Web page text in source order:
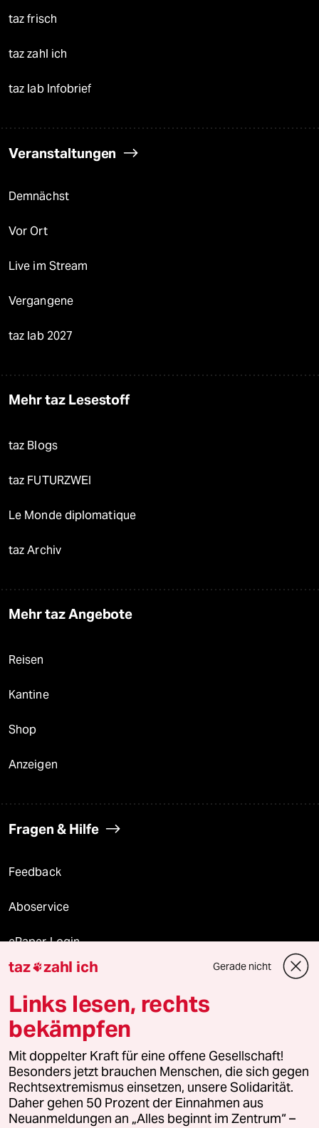
taz frisch
taz zahl ich
taz lab Infobrief
Veranstaltungen
Demnächst
Vor Ort
Live im Stream
Vergangene
taz lab 2027
Mehr taz Lesestoff
taz Blogs
taz FUTURZWEI
Le Monde diplomatique
taz Archiv
Mehr taz Angebote
Reisen
Kantine
Shop
Anzeigen
Fragen & Hilfe
Feedback
Aboservice
ePaper Login
Downloads für Abonnierende
© 2026 taz Verlags und Vertriebs GmbH
Alle Rechte vorbehalten. Bei rechtlichen Fragen oder für Genehmigungen
wenden Sie sich bitte an lizenzen@taz.de
Feedback Redaktionsstatut Kommune-Richtlinien
taz zahl ich Gerade nicht
Links lesen, rechts
bekämpfen
Mit doppelter Kraft für eine offene Gesellschaft!
Besonders jetzt brauchen Menschen, die sich gegen
Rechtsextremismus einsetzen, unsere Solidarität.
Daher gehen 50 Prozent der Einnahmen aus
Neuanmeldungen an „Alles beginnt im Zentrum“ –